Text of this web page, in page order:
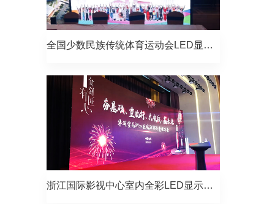
全国少数民族传统体育运动会LED显示屏项目
浙江国际影视中心室内全彩LED显示屏项目